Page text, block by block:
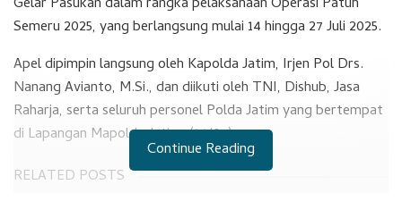
Gelar Pasukan dalam rangka pelaksanaan Operasi Patuh
Semeru 2025, yang berlangsung mulai 14 hingga 27 Juli 2025.
Apel dipimpin langsung oleh Kapolda Jatim, Irjen Pol Drs.
Nanang Avianto, M.Si., dan diikuti oleh TNI, Dishub, Jasa
Raharja, serta seluruh personel Polda Jatim yang bertempat
di Lapangan Mapolda Jatim. (14/07)
RELATED POSTS
Continue Reading